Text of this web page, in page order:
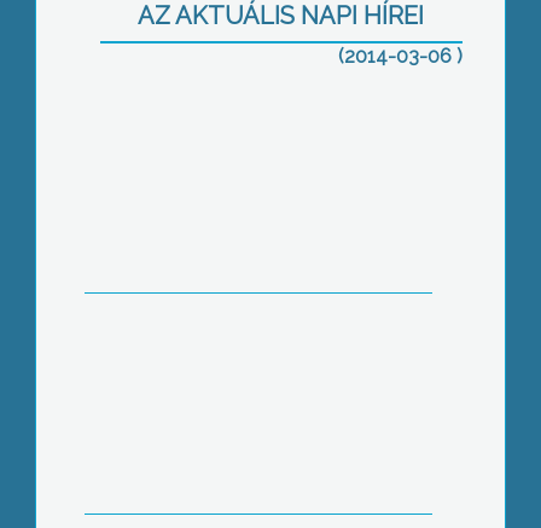
AZ AKTUÁLIS NAPI HÍREI
(2014-03-06 )